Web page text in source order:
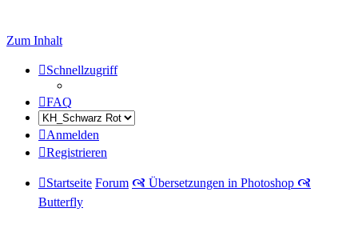
Zum Inhalt
Schnellzugriff
FAQ
Anmelden
Registrieren
Startseite Forum 🙧 Übersetzungen in Photoshop 🙧
Butterfly